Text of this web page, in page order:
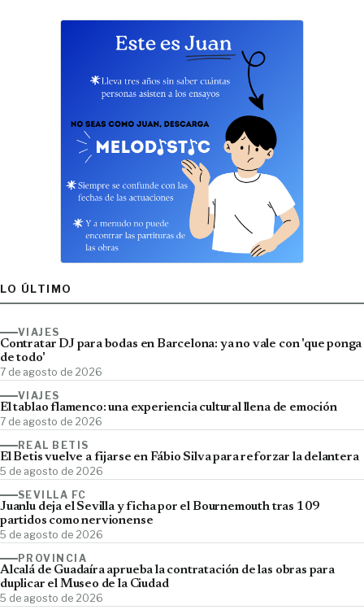
LO ÚLTIMO
VIAJES
Contratar DJ para bodas en Barcelona: ya no vale con 'que ponga
de todo'
7 de agosto de 2026
VIAJES
El tablao flamenco: una experiencia cultural llena de emoción
7 de agosto de 2026
REAL BETIS
El Betis vuelve a fijarse en Fábio Silva para reforzar la delantera
5 de agosto de 2026
SEVILLA FC
Juanlu deja el Sevilla y ficha por el Bournemouth tras 109
partidos como nervionense
5 de agosto de 2026
PROVINCIA
Alcalá de Guadaíra aprueba la contratación de las obras para
duplicar el Museo de la Ciudad
5 de agosto de 2026